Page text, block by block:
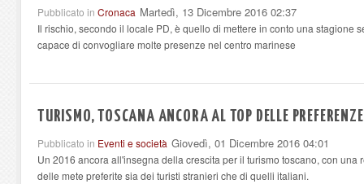
Pubblicato in Cronaca Martedì, 13 Dicembre 2016 02:37
Il rischio, secondo il locale PD, è quello di mettere in conto una stagione
capace di convogliare molte presenze nel centro marinese
TURISMO, TOSCANA ANCORA AL TOP DELLE
Pubblicato in Eventi e società Giovedì, 01 Dicembre 2016 04:01
Un 2016 ancora all'insegna della crescita per il turismo toscano, con una
delle mete preferite sia dei turisti stranieri che di quelli italiani.